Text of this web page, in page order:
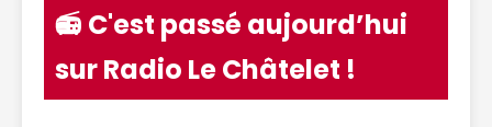
📻 C'est passé aujourd’hui
sur Radio Le Châtelet !